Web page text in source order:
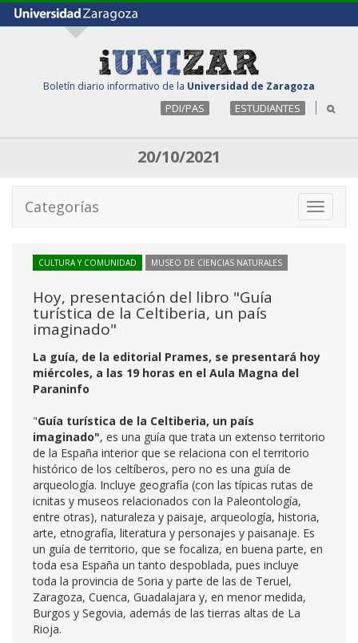
Boletín diario informativo de la Universidad de Zaragoza
PDI/PAS ESTUDIANTES
20/10/2021
Toggle
Categorías
CULTURA Y COMUNIDAD MUSEO DE CIENCIAS NATURALES
Hoy, presentación del libro "Guía
turística de la Celtiberia, un país
imaginado"
La guía, de la editorial Prames, se presentará hoy
miércoles, a las 19 horas en el Aula Magna del
Paraninfo
"Guía turística de la Celtiberia, un país
imaginado", es una guía que trata un extenso territorio
de la España interior que se relaciona con el territorio
histórico de los celtíberos, pero no es una guía de
arqueología. Incluye geografía (con las típicas rutas de
icnitas y museos relacionados con la Paleontología,
entre otras), naturaleza y paisaje, arqueología, historia,
arte, etnografía, literatura y personajes y paisanaje. Es
un guía de territorio, que se focaliza, en buena parte, en
toda esa España un tanto despoblada, pues incluye
toda la provincia de Soria y parte de las de Teruel,
Zaragoza, Cuenca, Guadalajara y, en menor medida,
Burgos y Segovia, además de las tierras altas de La
Rioja.